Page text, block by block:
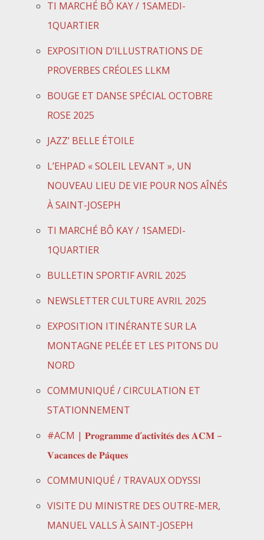
TI MARCHÉ BÔ KAY / 1SAMEDI-
1QUARTIER
EXPOSITION D’ILLUSTRATIONS DE
PROVERBES CRÉOLES LLKM
BOUGE ET DANSE SPÉCIAL OCTOBRE
ROSE 2025
JAZZ’ BELLE ÉTOILE
L’EHPAD « SOLEIL LEVANT », UN
NOUVEAU LIEU DE VIE POUR NOS AÎNÉS
À SAINT-JOSEPH
TI MARCHÉ BÔ KAY / 1SAMEDI-
1QUARTIER
BULLETIN SPORTIF AVRIL 2025
NEWSLETTER CULTURE AVRIL 2025
EXPOSITION ITINÉRANTE SUR LA
MONTAGNE PELÉE ET LES PITONS DU
NORD
COMMUNIQUÉ / CIRCULATION ET
STATIONNEMENT
#ACM | 𝐏𝐫𝐨𝐠𝐫𝐚𝐦𝐦𝐞 𝐝’𝐚𝐜𝐭𝐢𝐯𝐢𝐭𝐞́𝐬 𝐝𝐞𝐬 𝐀𝐂𝐌 –
𝐕𝐚𝐜𝐚𝐧𝐜𝐞𝐬 𝐝𝐞 𝐏𝐚̂𝐪𝐮𝐞𝐬
COMMUNIQUÉ / TRAVAUX ODYSSI
VISITE DU MINISTRE DES OUTRE-MER,
MANUEL VALLS À SAINT-JOSEPH